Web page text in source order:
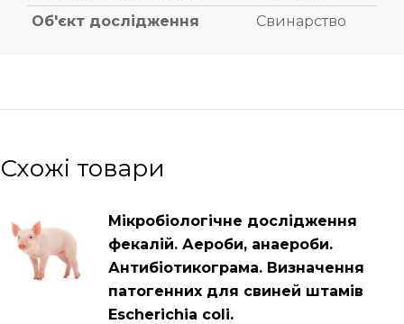
Об'єкт дослідження
Свинарство
Схожі товари
Мікробіологічне дослідження
фекалій. Аероби, анаероби.
Антибіотикограма. Визначення
патогенних для свиней штамів
Escherichia coli.